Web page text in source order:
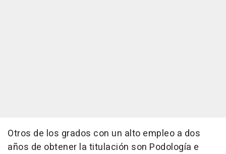
Otros de los grados con un alto empleo a dos
años de obtener la titulación son Podología e